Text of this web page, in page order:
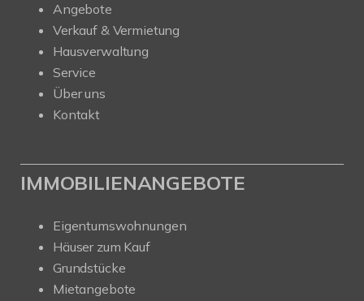
Angebote
Verkauf & Vermietung
Hausverwaltung
Service
Über uns
Kontakt
IMMOBILIENANGEBOTE
Eigentumswohnungen
Häuser zum Kauf
Grundstücke
Mietangebote